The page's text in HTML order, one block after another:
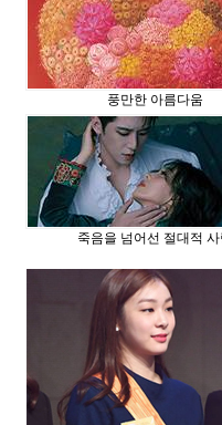
풍만한 아름다움
죽음을 넘어선 절대적 사